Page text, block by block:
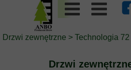
Drzwi zewnętrzne > Technologia 72
Drzwi